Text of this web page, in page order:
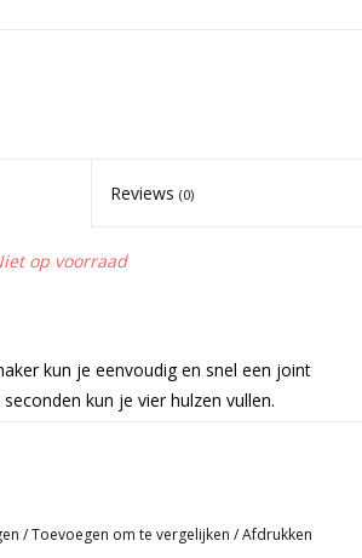
Reviews (0)
op voorraad
kun je eenvoudig en snel een joint
kun je vier hulzen vullen.
coffeeshops
/Toevoegen om te vergelijken /Afdrukken